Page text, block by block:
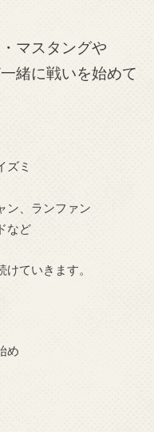
マスタングや
緒に戦いを始めて
ズミ
ン、ランファン
など
ていきます。
め